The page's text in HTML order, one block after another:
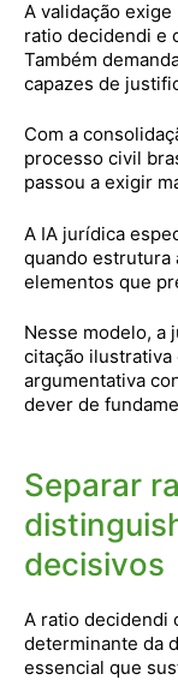
A validação
ratio decidendi e
Também
capazes de
Com a
processo civil
passou a exigir
A IA jurídica
quando estrutura
elementos que
Nesse modelo, a
citação ilustrativa
argumentativa
dever de
Separar
decisivos
A ratio decidendi
determinante da
essencial que